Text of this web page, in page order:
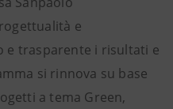
e
e trasparente i risultati e
si rinnova su base
a tema Green,